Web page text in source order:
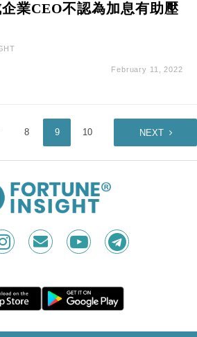
業CEO不認為加息有助壓
February 11, 2022
8 9 10 12
NEXT